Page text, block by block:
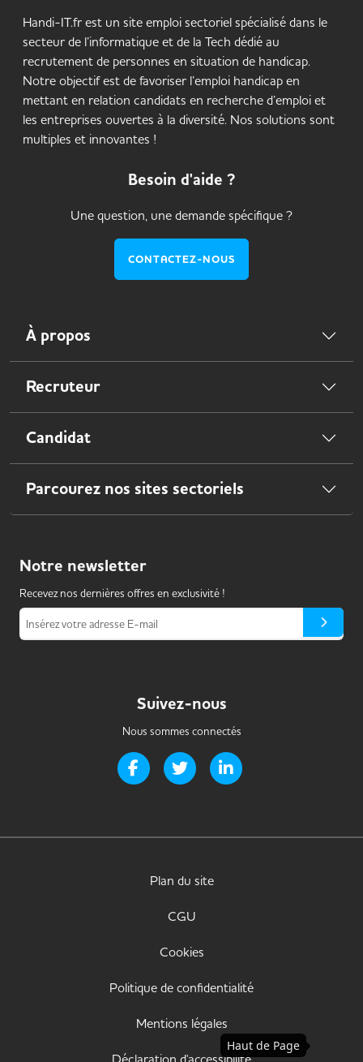
Handi-IT.fr est un site emploi sectoriel spécialisé dans le
secteur de l’informatique et de la Tech dédié au
recrutement de personnes en situation de handicap.
Notre objectif est de favoriser l’emploi handicap en
mettant en relation candidats en recherche d’emploi et
les entreprises ouvertes à la diversité. Nos solutions sont
multiples et innovantes !
Besoin d'aide ?
Une question, une demande spécifique ?
CONTACTEZ-NOUS
À propos
Recruteur
Candidat
Parcourez nos sites sectoriels
Notre newsletter
Recevez nos dernières offres en exclusivité !
Insérez votre adresse E-mail
Suivez-nous
Nous sommes connectés
Page Facebook de Handi-it
Page Twitter de Handi-it
Plan du site
CGU
Cookies
Politique de confidentialité
Mentions légales
Haut de Page